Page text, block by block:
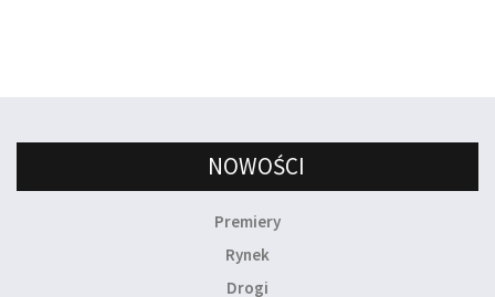
NOWOŚCI
Premiery
Rynek
Drogi